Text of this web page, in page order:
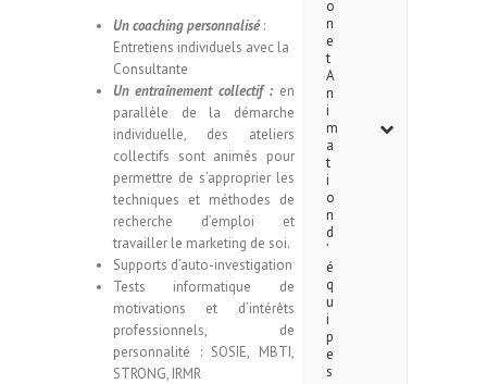
Un coaching personnalisé:
Entretiens individuels avec la
Consultante
Un entraînement collectif : en
parallèle de la démarche
individuelle, des ateliers
collectifs sont animés pour
permettre de s’approprier les
techniques et méthodes de
recherche d’emploi et
travailler le marketing de soi.
Supports d’auto-investigation
Tests informatique de
motivations et d’intérêts
professionnels, de
personnalité : SOSIE, MBTI,
STRONG, IRMR
o
n
e
t
A
n
i
m
a
t
i
o
n
d
’
é
q
u
i
p
e
s